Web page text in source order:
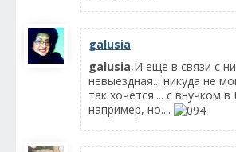
galusia
galusia,И еще в связи с
невыездная... никуда не
так хочется.... с внучком
например, но....